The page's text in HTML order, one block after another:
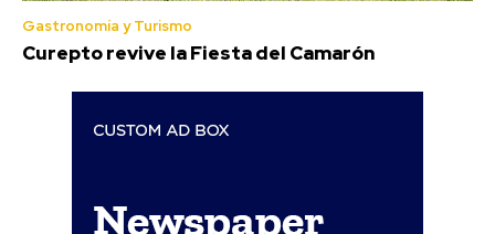
Gastronomía y Turismo
Curepto revive la Fiesta del Camarón